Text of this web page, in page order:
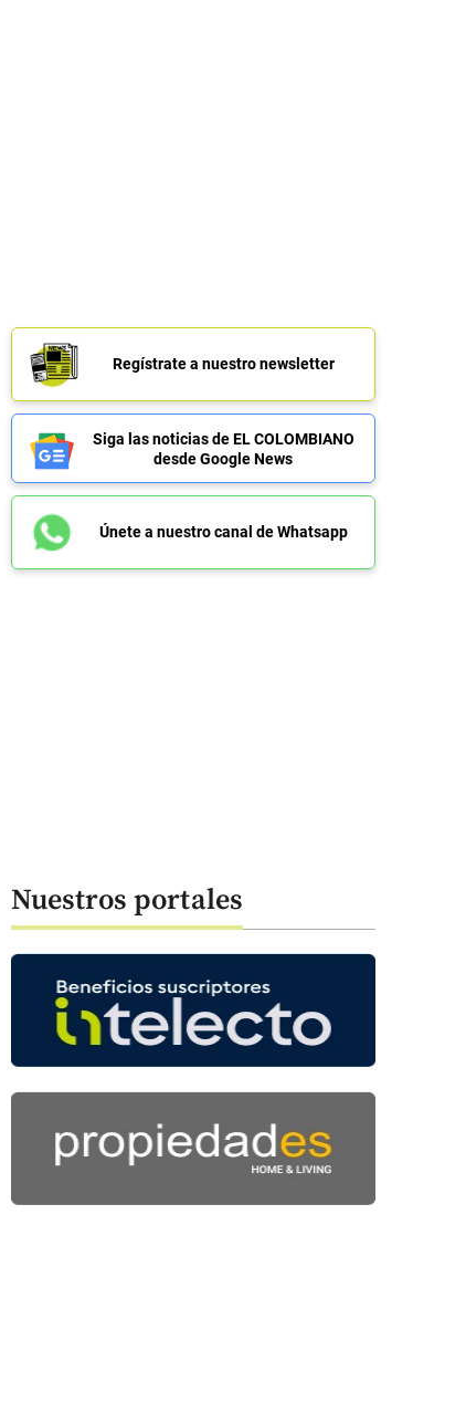
Regístrate a nuestro newsletter
Siga las noticias de EL COLOMBIANO
desde Google News
Únete a nuestro canal de Whatsapp
Nuestros portales